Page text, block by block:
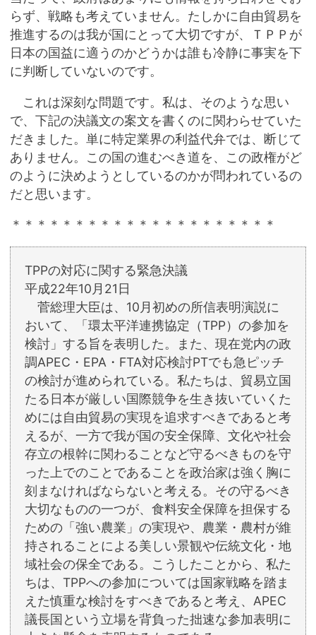
らず、戦略も考えていません。たしかに自由貿易を
推進するのは我が国にとって大切ですが、ＴＰＰが
日本の国益に適うのかどうかは誰も冷静に事実を下
に判断していないのです。
これは深刻な問題です。私は、そのような思い
で、下記の決議文の案文を書くのに関わらせていた
だきました。単に特定業界の利益代弁では、断じて
ありません。この国の進むべき道を、この政権がど
のように決めようとしているのかが問われているの
だと思います。
＊＊＊＊＊＊＊＊＊＊＊＊＊＊＊＊＊＊＊＊＊
TPPの対応に関する緊急決議
平成22年10月21日
菅総理大臣は、10月初めの所信表明演説に
おいて、「環太平洋連携協定（TPP）の参加を
検討」する旨を表明した。また、現在党内の政
調APEC・EPA・FTA対応検討PTでも急ピッチ
の検討が進められている。私たちは、貿易立国
たる日本が厳しい国際競争を生き抜いていくた
めには自由貿易の実現を追求すべきであると考
えるが、一方で我が国の安全保障、文化や社会
存立の根幹に関わることなど守るべきものを守
った上でのことであることを政治家は強く胸に
刻まなければならないと考える。その守るべき
大切なものの一つが、食料安全保障を担保する
ための「強い農業」の実現や、農業・農村が維
持されることによる美しい景観や伝統文化・地
域社会の保全である。こうしたことから、私た
ちは、TPPへの参加については国家戦略を踏ま
えた慎重な検討をすべきであると考え、APEC
議長国という立場を背負った拙速な参加表明に